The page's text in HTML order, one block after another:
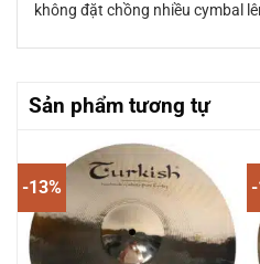
không đặt chồng nhiều cymbal
Sản phẩm tương tự
-13%